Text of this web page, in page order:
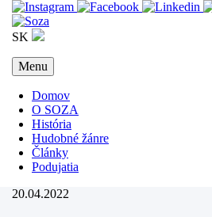
SK
Menu
Domov
O SOZA
História
Hudobné žánre
Články
Podujatia
20.04.2022